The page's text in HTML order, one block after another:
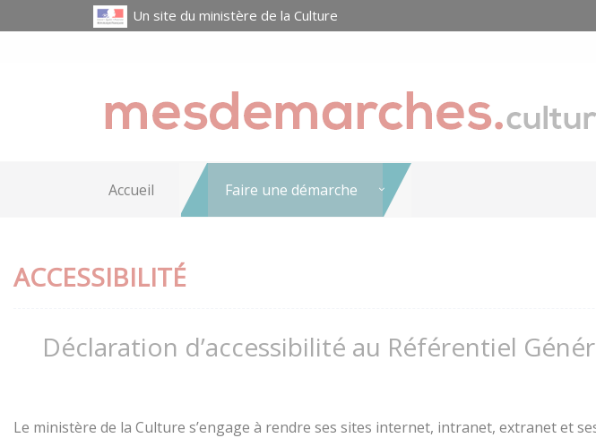
Un site du ministère de la Culture
Accueil Faire une démarche
ACCESSIBILITÉ
Déclaration d’accessibilité au Référentiel
Le ministère de la Culture s’engage à rendre ses sites internet, intranet, extranet et